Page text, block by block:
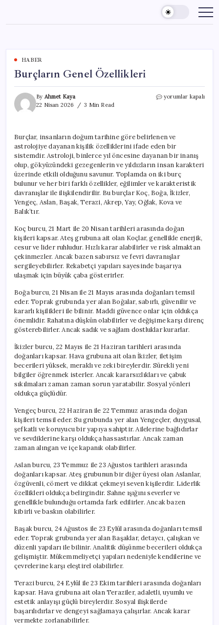
content
HABER
Burçların Genel Özellikleri
By Ahmet Kaya
22 Nisan 2026
3 Min Read
Burçların
yorumlar kapalı
Burçlar, insanların doğum tarihine göre belirlenen ve
astrolojiye dayanan kişilik özelliklerini ifade eden bir
sistemdir. Astroloji, binlerce yıl öncesine dayanan bir inanış
olup, gökyüzündeki gezegenlerin ve yıldızların insan karakteri
üzerinde etkili olduğunu savunur. Toplamda on iki burç
bulunur ve her biri farklı özellikler, eğilimler ve karakteristik
davranışlar ile ilişkilendirilir. Bu burçlar Koç, Boğa, İkizler,
Yengeç, Aslan, Başak, Terazi, Akrep, Yay, Oğlak, Kova ve
Balık’tır.
Koç burcu, 21 Mart ile 20 Nisan tarihleri arasında doğan
kişileri kapsar. Ateş grubuna ait olan Koçlar, genellikle enerjik,
cesur ve lider ruhludur. Hızlı karar alabilirler ve risk almaktan
çekinmezler. Ancak bazen sabırsız ve fevri davranışlar
sergileyebilirler. Rekabetçi yapıları sayesinde başarıya
ulaşmak için büyük çaba gösterirler.
Boğa burcu, 21 Nisan ile 21 Mayıs arasında doğanları temsil
eder. Toprak grubunda yer alan Boğalar, sabırlı, güvenilir ve
kararlı kişilikleri ile bilinir. Maddi güvence onlar için oldukça
önemlidir. Rahatına düşkün olabilirler ve değişime karşı direnç
gösterebilirler. Ancak sadık ve sağlam dostluklar kurarlar.
İkizler burcu, 22 Mayıs ile 21 Haziran tarihleri arasında
doğanları kapsar. Hava grubuna ait olan İkizler, iletişim
becerileri yüksek, meraklı ve zeki bireylerdir. Sürekli yeni
bilgiler öğrenmek isterler. Ancak kararsızlıkları ve çabuk
sıkılmaları zaman zaman sorun yaratabilir. Sosyal yönleri
oldukça güçlüdür.
Yengeç burcu, 22 Haziran ile 22 Temmuz arasında doğan
kişileri temsil eder. Su grubunda yer alan Yengeçler, duygusal,
şefkatli ve koruyucu bir yapıya sahiptir. Ailelerine bağlıdırlar
ve sevdiklerine karşı oldukça hassastırlar. Ancak zaman
zaman alıngan ve içe kapanık olabilirler.
Aslan burcu, 23 Temmuz ile 23 Ağustos tarihleri arasında
doğanları kapsar. Ateş grubunun bir diğer üyesi olan Aslanlar,
özgüvenli, cömert ve dikkat çekmeyi seven kişilerdir. Liderlik
özellikleri oldukça belirgindir. Sahne ışığını severler ve
genellikle bulunduğu ortamda fark edilirler. Ancak bazen
kibirli ve baskın olabilirler.
Başak burcu, 24 Ağustos ile 23 Eylül arasında doğanları temsil
eder. Toprak grubunda yer alan Başaklar, detaycı, çalışkan ve
düzenli yapıları ile bilinir. Analitik düşünme becerileri oldukça
gelişmiştir. Mükemmeliyetçi yapıları nedeniyle kendilerine ve
çevrelerine karşı eleştirel olabilirler.
Terazi burcu, 24 Eylül ile 23 Ekim tarihleri arasında doğanları
kapsar. Hava grubuna ait olan Teraziler, adaletli, uyumlu ve
estetik anlayışı güçlü bireylerdir. Sosyal ilişkilerde
başarılıdırlar ve dengeyi sağlamaya çalışırlar. Ancak karar
vermekte zorlanabilirler.